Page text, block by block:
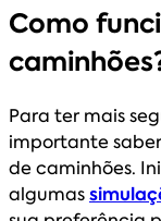
Como
Para ter mais
importante
de caminhões.
algumas